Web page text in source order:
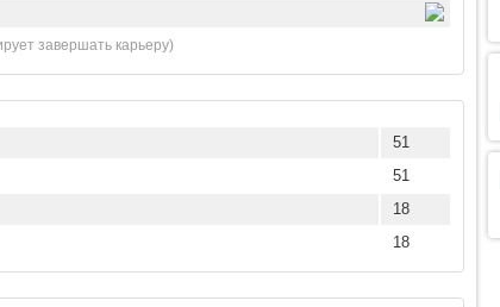
завершать карьеру)
51
51
18
18